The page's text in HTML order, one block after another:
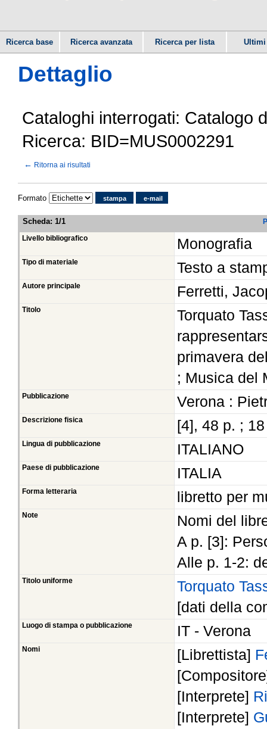
Ricerca base Ricerca avanzata Ricerca per lista
Dettaglio
Cataloghi interrogati: Catalogo
Ricerca: BID=MUS0002291
← Ritorna ai risultati
Formato stampa e-mail
Scheda: 1/1
Livello bibliografico Monografia
Tipo di materiale Testo a
Autore principale Ferretti,
Titolo
Torquato
primavera
; Musica del
Pubblicazione Verona :
Descrizione fisica [4], 48 p. ;
Lingua di pubblicazione ITALIANO
Paese di pubblicazione ITALIA
Forma letteraria libretto per
Note
Nomi del
A p. [3]:
Alle p. 1-2:
Titolo uniforme
Torquato
[dati della
Luogo di stampa o pubblicazione IT - Verona
Nomi [Librettista]
[Interprete]
[Interprete]